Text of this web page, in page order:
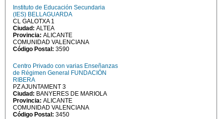
Instituto de Educación Secundaria
(IES) BELLAGUARDA
CL GALOTXA 1
Ciudad: ALTEA
Provincia: ALICANTE
COMUNIDAD VALENCIANA
Código Postal: 3590
Centro Privado con varias Enseñanzas
de Régimen General FUNDACIÓN
RIBERA
PZ AJUNTAMENT 3
Ciudad: BANYERES DE MARIOLA
Provincia: ALICANTE
COMUNIDAD VALENCIANA
Código Postal: 3450